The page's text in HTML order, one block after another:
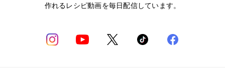
作れるレシピ動画を毎日配信しています。